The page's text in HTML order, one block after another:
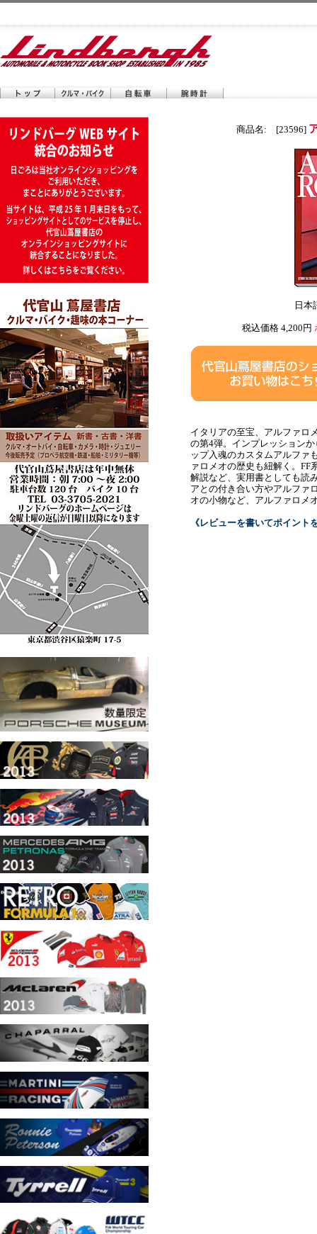
商品名: [23596]
日本
税込価格 4,200円
イタリアの至宝、アルファロ
の第4弾。インプレッション
ップ入魂のカスタムアルファ
ァロメオの歴史も紐解く。
解説など、実用書としても読
アとの付き合い方やアルファ
オの小物など、アルファロメ
《レビューを書いてポイント